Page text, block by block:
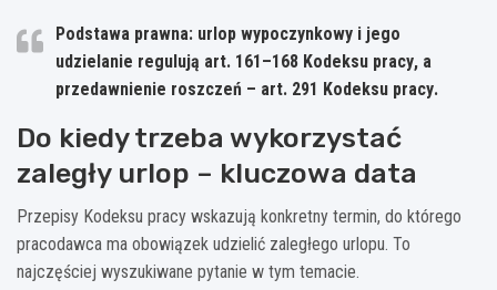
Podstawa prawna: urlop wypoczynkowy i jego
udzielanie regulują art. 161–168 Kodeksu pracy, a
przedawnienie roszczeń – art. 291 Kodeksu pracy.
Do kiedy trzeba wykorzystać
zaległy urlop – kluczowa data
Przepisy Kodeksu pracy wskazują konkretny termin, do którego
pracodawca ma obowiązek udzielić zaległego urlopu. To
najczęściej wyszukiwane pytanie w tym temacie.